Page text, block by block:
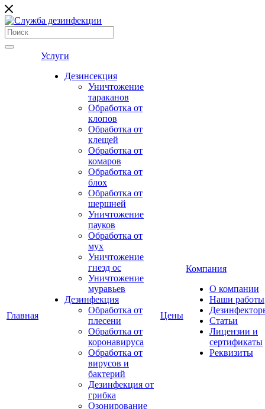
Главная
Услуги
Дезинсекция
Уничтожение
тараканов
Обработка от
клопов
Обработка от
клещей
Обработка от
комаров
Обработка от
блох
Обработка от
шершней
Уничтожение
пауков
Обработка от
мух
Уничтожение
гнезд ос
Уничтожение
муравьев
Дезинфекция
Обработка от
плесени
Обработка от
коронавируса
Обработка от
вирусов и
бактерий
Дезинфекция от
грибка
Озонирование
Цены
Компания
О компании
Наши работы
Статьи
Лицензии и
сертификаты
Реквизиты